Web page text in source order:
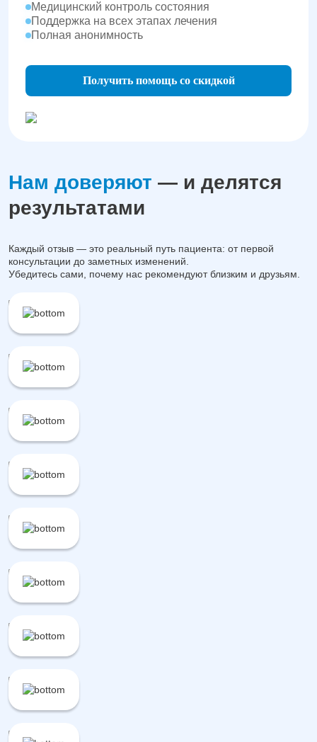
Медицинский контроль состояния
Поддержка на всех этапах лечения
Полная анонимность
Получить помощь со скидкой
Нам доверяют — и делятся
результатами
Каждый отзыв — это реальный путь пациента: от первой
консультации до заметных изменений.
Убедитесь сами, почему нас рекомендуют близким и друзьям.